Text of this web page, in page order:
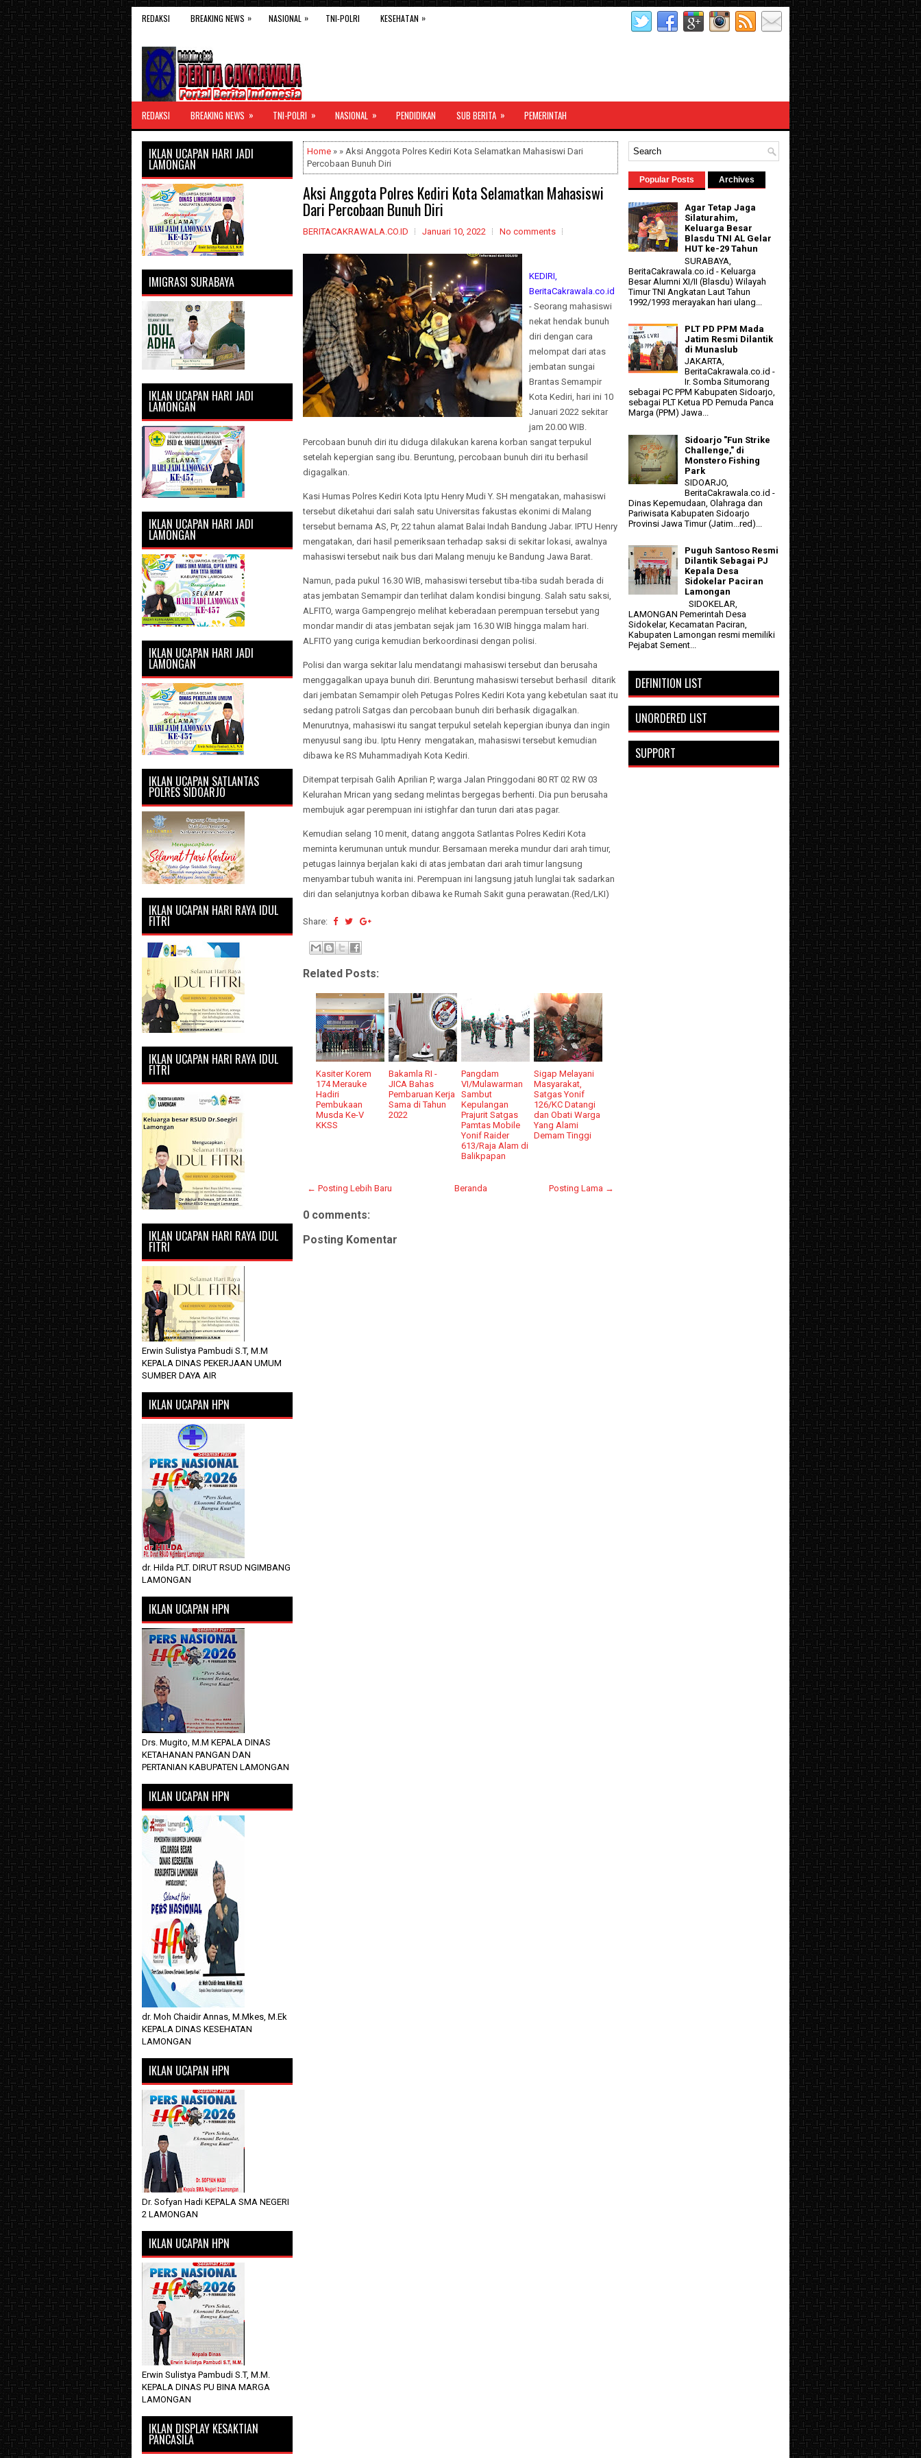
REDAKSI BREAKING NEWS » NASIONAL » TNI-POLRI KESEHATAN »
REDAKSI BREAKING NEWS » TNI-POLRI » NASIONAL » PENDIDIKAN SUB BERITA » PEMERINTAH
Home » » Aksi Anggota Polres Kediri Kota Selamatkan Mahasiswi Dari
Percobaan Bunuh Diri
Aksi Anggota Polres Kediri Kota Selamatkan Mahasiswi
Dari Percobaan Bunuh Diri
BERITACAKRAWALA.CO.ID Januari 10, 2022 No comments
KEDIRI,
BeritaCakrawala.co.id
- Seorang mahasiswi
nekat hendak bunuh
diri dengan cara
melompat dari atas
jembatan sungai
Brantas Semampir
Kota Kediri, hari ini 10
Januari 2022 sekitar
jam 20.00 WIB.
Percobaan bunuh diri itu diduga dilakukan karena korban sangat terpukul
setelah kepergian sang ibu. Beruntung, percobaan bunuh diri itu berhasil
digagalkan.
Kasi Humas Polres Kediri Kota Iptu Henry Mudi Y. SH mengatakan, mahasiswi
tersebut diketahui dari salah satu Universitas fakustas ekonimi di Malang
tersebut bernama AS, Pr, 22 tahun alamat Balai Indah Bandung Jabar. IPTU Henry
mengatakan, dari hasil pemeriksaan terhadap saksi di sekitar lokasi, awalnya
mahasiswi tersebut naik bus dari Malang menuju ke Bandung Jawa Barat.
Namun, pada pukul 16.30 WIB, mahasiswi tersebut tiba-tiba sudah berada di
atas jembatan Semampir dan terlihat dalam kondisi bingung. Salah satu saksi,
ALFITO, warga Gampengrejo melihat keberadaan perempuan tersebut yang
mondar mandir di atas jembatan sejak jam 16.30 WIB hingga malam hari.
ALFITO yang curiga kemudian berkoordinasi dengan polisi.
Polisi dan warga sekitar lalu mendatangi mahasiswi tersebut dan berusaha
menggagalkan upaya bunuh diri. Beruntung mahasiswi tersebut berhasil ditarik
dari jembatan Semampir oleh Petugas Polres Kediri Kota yang kebetulan saat itu
sedang patroli Satgas dan percobaan bunuh diri berhasik digagalkan.
Menurutnya, mahasiswi itu sangat terpukul setelah kepergian ibunya dan ingin
menyusul sang ibu. Iptu Henry mengatakan, mahasiswi tersebut kemudian
dibawa ke RS Muhammadiyah Kota Kediri.
Ditempat terpisah Galih Aprilian P, warga Jalan Pringgodani 80 RT 02 RW 03
Kelurahan Mrican yang sedang melintas bergegas berhenti. Dia pun berusaha
membujuk agar perempuan ini istighfar dan turun dari atas pagar.
Kemudian selang 10 menit, datang anggota Satlantas Polres Kediri Kota
meminta kerumunan untuk mundur. Bersamaan mereka mundur dari arah timur,
petugas lainnya berjalan kaki di atas jembatan dari arah timur langsung
menyambar tubuh wanita ini. Perempuan ini langsung jatuh lunglai tak sadarkan
diri dan selanjutnya korban dibawa ke Rumah Sakit guna perawatan.(Red/LKI)
Share:
Related Posts:
Kasiter Korem
174 Merauke
Hadiri
Pembukaan
Musda Ke-V
KKSS
Bakamla RI -
JICA Bahas
Pembaruan Kerja
Sama di Tahun
2022
Pangdam
VI/Mulawarman
Sambut
Kepulangan
Prajurit Satgas
Pamtas Mobile
Yonif Raider
613/Raja Alam di
Balikpapan
Sigap Melayani
Masyarakat,
Satgas Yonif
126/KC Datangi
dan Obati Warga
Yang Alami
Demam Tinggi
← Posting Lebih Baru Posting Lama →
Beranda
0 comments:
Posting Komentar
IKLAN UCAPAN HARI JADI
LAMONGAN
IMIGRASI SURABAYA
IKLAN UCAPAN HARI JADI
LAMONGAN
IKLAN UCAPAN HARI JADI
LAMONGAN
IKLAN UCAPAN HARI JADI
LAMONGAN
IKLAN UCAPAN SATLANTAS
POLRES SIDOARJO
IKLAN UCAPAN HARI RAYA IDUL
FITRI
IKLAN UCAPAN HARI RAYA IDUL
FITRI
IKLAN UCAPAN HARI RAYA IDUL
FITRI
Erwin Sulistya Pambudi S.T, M.M
KEPALA DINAS PEKERJAAN UMUM
SUMBER DAYA AIR
IKLAN UCAPAN HPN
dr. Hilda PLT. DIRUT RSUD NGIMBANG
LAMONGAN
IKLAN UCAPAN HPN
Drs. Mugito, M.M KEPALA DINAS
KETAHANAN PANGAN DAN
PERTANIAN KABUPATEN LAMONGAN
IKLAN UCAPAN HPN
dr. Moh Chaidir Annas, M.Mkes, M.Ek
KEPALA DINAS KESEHATAN
LAMONGAN
IKLAN UCAPAN HPN
Dr. Sofyan Hadi KEPALA SMA NEGERI
2 LAMONGAN
IKLAN UCAPAN HPN
Erwin Sulistya Pambudi S.T, M.M.
KEPALA DINAS PU BINA MARGA
LAMONGAN
IKLAN DISPLAY KESAKTIAN
PANCASILA
Popular Posts Archives
Agar Tetap Jaga
Silaturahim,
Keluarga Besar
Blasdu TNI AL Gelar
HUT ke-29 Tahun
SURABAYA,
BeritaCakrawala.co.id - Keluarga
Besar Alumni XI/II (Blasdu) Wilayah
Timur TNI Angkatan Laut Tahun
1992/1993 merayakan hari ulang...
PLT PD PPM Mada
Jatim Resmi Dilantik
di Munaslub
JAKARTA,
BeritaCakrawala.co.id -
Ir. Somba Situmorang
sebagai PC PPM Kabupaten Sidoarjo,
sebagai PLT Ketua PD Pemuda Panca
Marga (PPM) Jawa...
Sidoarjo "Fun Strike
Challenge," di
Monstero Fishing
Park
SIDOARJO,
BeritaCakrawala.co.id -
Dinas Kepemudaan, Olahraga dan
Pariwisata Kabupaten Sidoarjo
Provinsi Jawa Timur (Jatim...red)...
Puguh Santoso Resmi
Dilantik Sebagai PJ
Kepala Desa
Sidokelar Paciran
Lamongan
SIDOKELAR,
LAMONGAN Pemerintah Desa
Sidokelar, Kecamatan Paciran,
Kabupaten Lamongan resmi memiliki
Pejabat Sement...
DEFINITION LIST
UNORDERED LIST
SUPPORT